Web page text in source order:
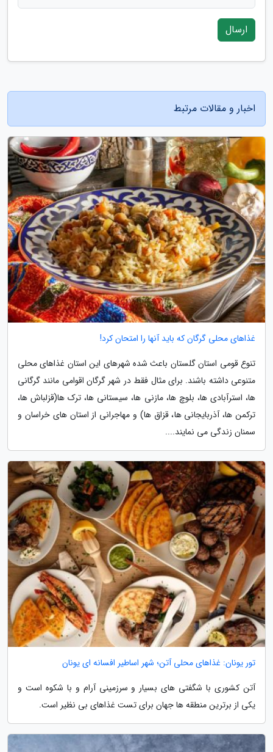
ارسال
اخبار و مقالات مرتبط
غذاهای محلی گرگان که باید آنها را امتحان کرد!
تنوع قومی استان گلستان باعث شده شهرهای این استان غذاهای محلی
متنوعی داشته باشند. برای مثال فقط در شهر گرگان اقوامی مانند گرگانی
ها، استرآبادی ها، بلوچ ها، مازنی ها، سیستانی ها، ترک ها(قزلباش ها،
ترکمن ها، آذربایجانی ها، قزاق ها) و مهاجرانی از استان های خراسان و
سمنان زندگی می نمایند....
تور یونان: غذاهای محلی آتن؛ شهر اساطیر افسانه ای یونان
آتن کشوری با شگفتی های بسیار و سرزمینی آرام و با شکوه است و
یکی از برترین منطقه ها جهان برای تست غذاهای بی نظیر است.